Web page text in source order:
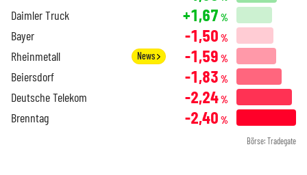
Daimler Truck +1,67 %
Bayer -1,50 %
Rheinmetall News -1,59 %
Beiersdorf -1,83 %
Deutsche Telekom -2,24%
Brenntag -2,40 %
Börse: Tradegate